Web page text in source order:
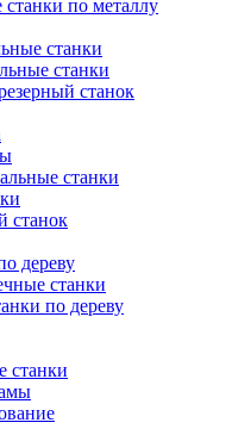
по металлу
станки
станки
станок
станки
станок
дереву
станки
по дереву
станки